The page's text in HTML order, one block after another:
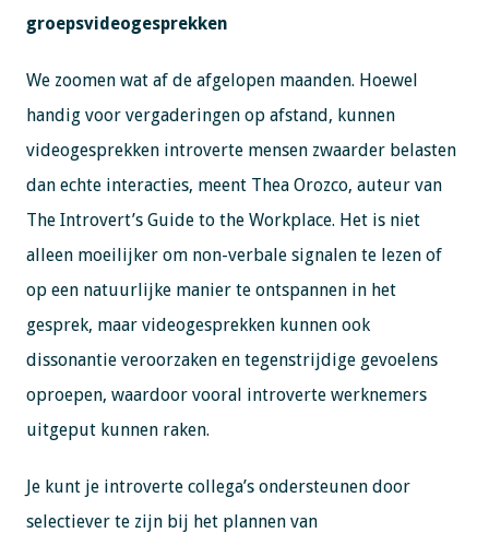
groepsvideogesprekken
We zoomen wat af de afgelopen maanden. Hoewel
handig voor vergaderingen op afstand, kunnen
videogesprekken introverte mensen zwaarder belasten
dan echte interacties, meent Thea Orozco, auteur van
The Introvert’s Guide to the Workplace. Het is niet
alleen moeilijker om non-verbale signalen te lezen of
op een natuurlijke manier te ontspannen in het
gesprek, maar videogesprekken kunnen ook
dissonantie veroorzaken en tegenstrijdige gevoelens
oproepen, waardoor vooral introverte werknemers
uitgeput kunnen raken.
Je kunt je introverte collega’s ondersteunen door
selectiever te zijn bij het plannen van